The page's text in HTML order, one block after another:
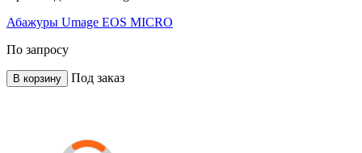
Абажуры Umage EOS MICRO
По запросу
В корзину Под заказ